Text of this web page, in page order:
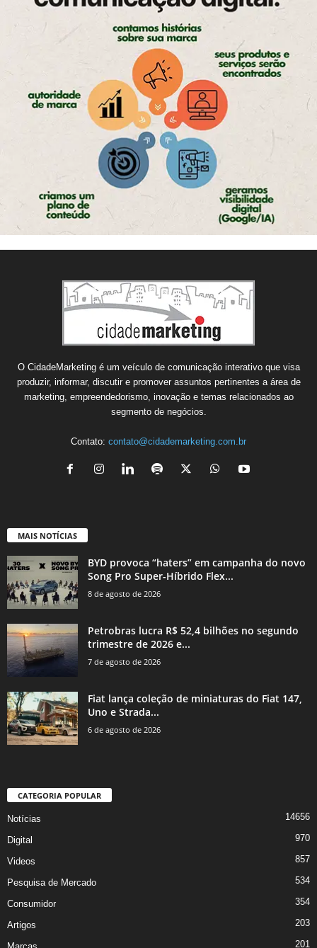
O CidadeMarketing é um veículo de comunicação interativo que visa
produzir, informar, discutir e promover assuntos pertinentes a área de
marketing, empreendedorismo, inovação e temas relacionados ao
segmento de negócios.
Contato: contato@cidademarketing.com.br
MAIS NOTÍCIAS
BYD provoca “haters” em campanha do novo
Song Pro Super-Híbrido Flex...
8 de agosto de 2026
Petrobras lucra R$ 52,4 bilhões no segundo
trimestre de 2026 e...
7 de agosto de 2026
Fiat lança coleção de miniaturas do Fiat 147,
Uno e Strada...
6 de agosto de 2026
CATEGORIA POPULAR
Notícias 14656
Digital 970
Videos 857
Pesquisa de Mercado 534
Consumidor 354
Artigos 203
201